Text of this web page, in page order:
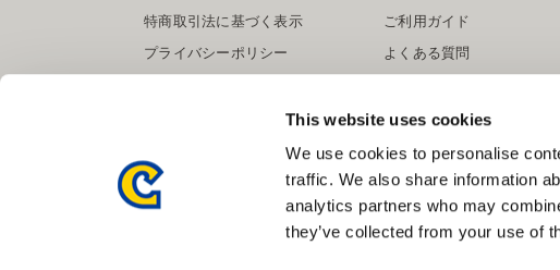
This website uses cookies
We use cookies to personalise
traffic. We also share information
analytics partners who may
they’ve collected from your use of
特商取引法に基づく表示
プライバシーポリシー
ご利用ガイド
よくある質問
提携サイト募集